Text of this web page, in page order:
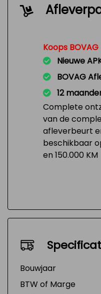
Koops BOVAG
Nieuwe
BOVAG
12
Complete
van de
afleverbeurt
beschikbaar
en 150.000 KM
Bouwjaar
BTW of Marge